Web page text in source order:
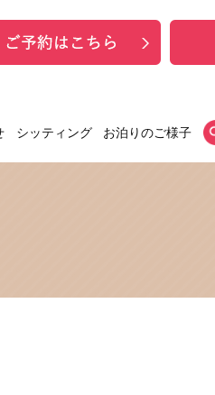
シッティング お泊りのご様子